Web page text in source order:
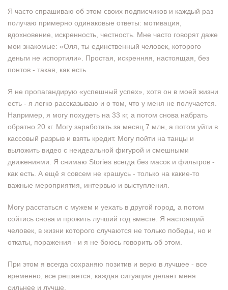
Я часто спрашиваю об этом своих подписчиков и каждый раз
получаю примерно одинаковые ответы: мотивация,
вдохновение, искренность, честность. Мне часто говорят даже
мои знакомые: «Оля, ты единственный человек, которого
деньги не испортили». Простая, искренняя, настоящая, без
понтов - такая, как есть.
Я не пропагандирую «успешный успех», хотя он в моей жизни
есть - я легко рассказываю и о том, что у меня не получается.
Например, я могу похудеть на 33 кг, а потом снова набрать
обратно 20 кг. Могу заработать за месяц 7 млн, а потом уйти в
кассовый разрыв и взять кредит. Могу пойти на танцы и
выложить видео с неидеальной фигурой и смешными
движениями. Я снимаю Stories всегда без масок и фильтров -
как есть. А ещё я совсем не крашусь - только на какие-то
важные мероприятия, интервью и выступления.
Могу расстаться с мужем и уехать в другой город, а потом
сойтись снова и прожить лучший год вместе. Я настоящий
человек, в жизни которого случаются не только победы, но и
откаты, поражения - и я не боюсь говорить об этом.
При этом я всегда сохраняю позитив и верю в лучшее - все
временно, все решается, каждая ситуация делает меня
сильнее и лучше.